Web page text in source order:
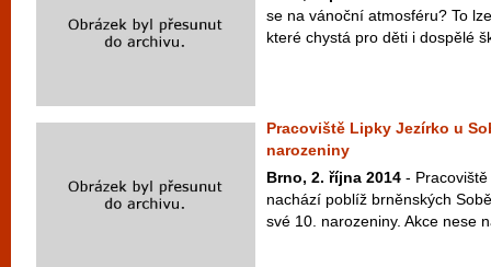
se na vánoční atmosféru? To
které chystá pro děti i dospělé
Pracoviště Lipky Jezírko u
narozeniny
Brno, 2. října 2014 -
nachází poblíž brněnských
své 10. narozeniny. Akce nese